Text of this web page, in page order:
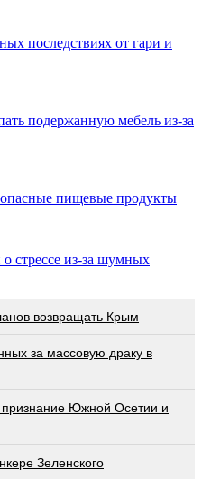
последствиях от гари и
подержанную мебель из-за
пищевые продукты
стрессе из-за шумных
возвращать Крым
за массовую драку в
признание Южной Осетии и
Зеленского